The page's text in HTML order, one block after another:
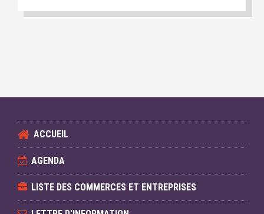
ACCUEIL
AGENDA
LISTE DES COMMERCES ET ENTREPRISES